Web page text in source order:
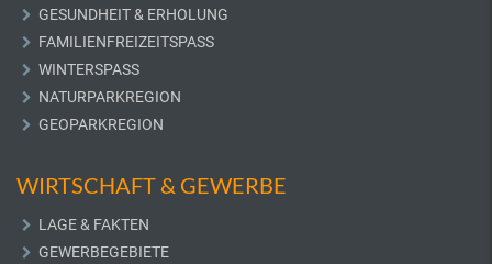
GESUNDHEIT & ERHOLUNG
FAMILIENFREIZEITSPASS
WINTERSPASS
NATURPARKREGION
GEOPARKREGION
WIRTSCHAFT & GEWERBE
LAGE & FAKTEN
GEWERBEGEBIETE